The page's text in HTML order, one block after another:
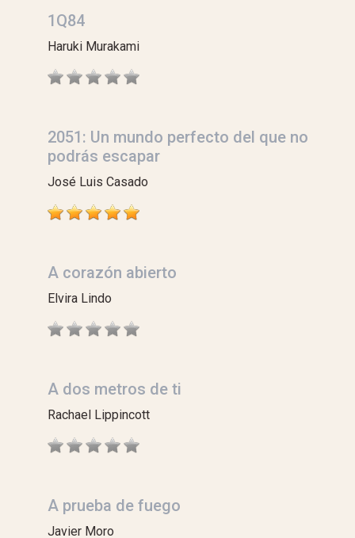
1Q84
Haruki Murakami
2051: Un mundo perfecto del que no
podrás escapar
José Luis Casado
A corazón abierto
Elvira Lindo
A dos metros de ti
Rachael Lippincott
A prueba de fuego
Javier Moro